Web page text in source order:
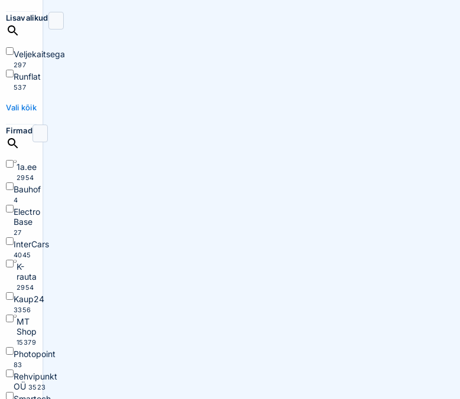
Lisavalikud
Veljekaitsega
297
Runflat
537
Vali kõik
Firmad
1a.ee
2954
Bauhof
4
Electro
Base
27
InterCars
4045
K-
rauta
2954
Kaup24
3356
MT
Shop
15379
Photopoint
83
Rehvipunkt
OÜ 3523